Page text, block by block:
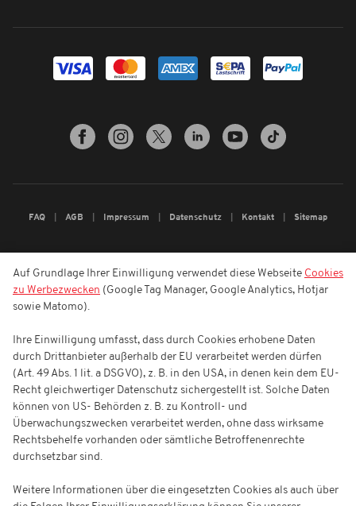
FAQ AGB Impressum Datenschutz Kontakt Sitemap
Auf Grundlage Ihrer Einwilligung verwendet diese Webseite Cookies
zu Werbezwecken (Google Tag Manager, Google Analytics, Hotjar
sowie Matomo).
Ihre Einwilligung umfasst, dass durch Cookies erhobene Daten
durch Drittanbieter außerhalb der EU verarbeitet werden dürfen
(Art. 49 Abs. 1 lit. a DSGVO), z. B. in den USA, in denen kein dem EU-
Recht gleichwertiger Datenschutz sichergestellt ist. Solche Daten
können von US- Behörden z. B. zu Kontroll- und
Überwachungszwecken verarbeitet werden, ohne dass wirksame
Rechtsbehelfe vorhanden oder sämtliche Betroffenenrechte
durchsetzbar sind.
Weitere Informationen über die eingesetzten Cookies als auch über